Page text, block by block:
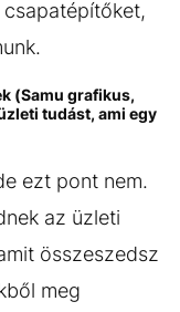
(Samu grafikus,
tudást, ami egy
ezt pont nem.
az üzleti
összeszedsz
meg